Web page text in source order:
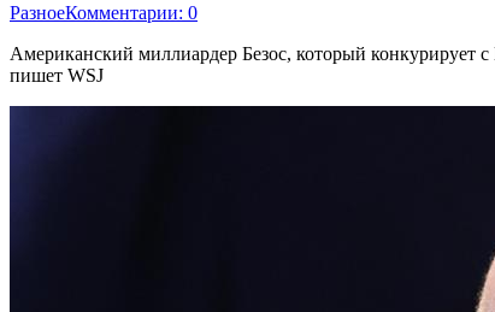
РазноеКомментарии: 0
Американский миллиардер Безос, который конкурирует
пишет WSJ